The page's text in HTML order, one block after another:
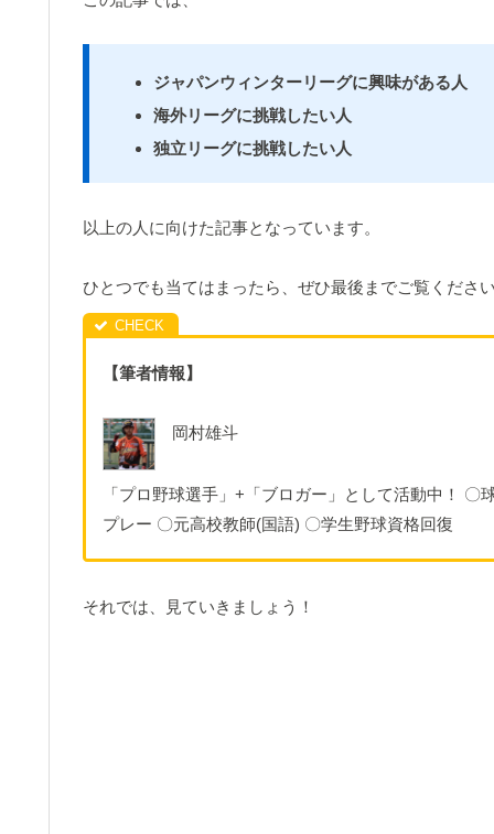
ジャパンウィンターリーグに興味がある人
海外リーグに挑戦したい人
独立リーグに挑戦したい人
以上の人に向けた記事となっています。
ひとつでも当てはまったら、ぜひ最後までご覧くださ
【筆者情報】
岡村雄斗
「プロ野球選手」+「ブロガー」として活動中！
プレー 〇元高校教師(国語) 〇学生野球資格回復
それでは、見ていきましょう！